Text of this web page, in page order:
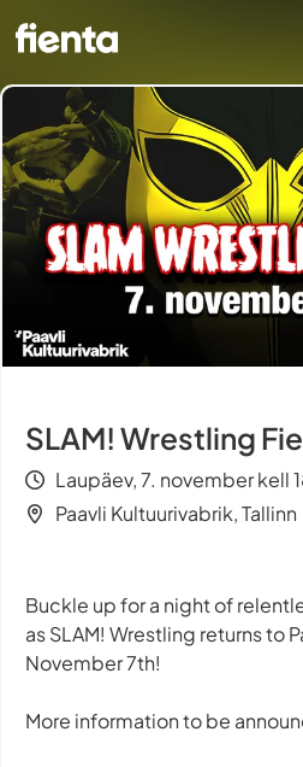
SLAM! Wrestling
Laupäev, 7. november
Paavli Kultuurivabrik, Tallinn
Buckle up for a night of
as SLAM! Wrestling returns to
November 7th!
More information to be